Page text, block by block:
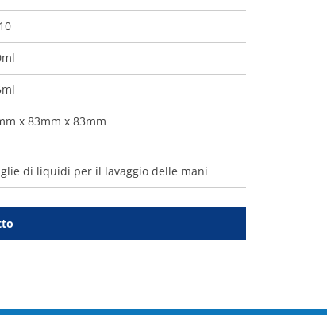
x 83mm x 83mm
di liquidi per il lavaggio delle mani